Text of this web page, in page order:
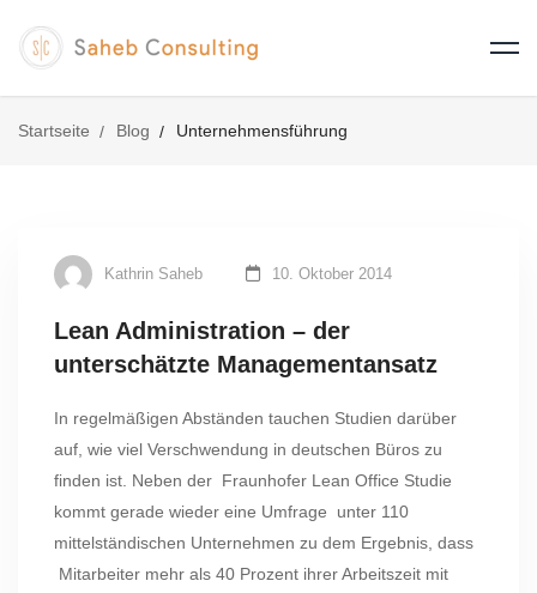
Startseite Blog Unternehmensführung
Kathrin Saheb 10. Oktober 2014
Lean Administration – der
unterschätzte Managementansatz
In regelmäßigen Abständen tauchen Studien darüber
auf, wie viel Verschwendung in deutschen Büros zu
finden ist. Neben der Fraunhofer Lean Office Studie
kommt gerade wieder eine Umfrage unter 110
mittelständischen Unternehmen zu dem Ergebnis, dass
Mitarbeiter mehr als 40 Prozent ihrer Arbeitszeit mit